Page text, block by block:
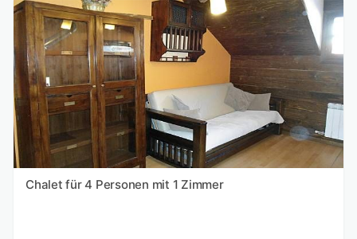
Chalet für 4 Personen mit 1 Zimmer